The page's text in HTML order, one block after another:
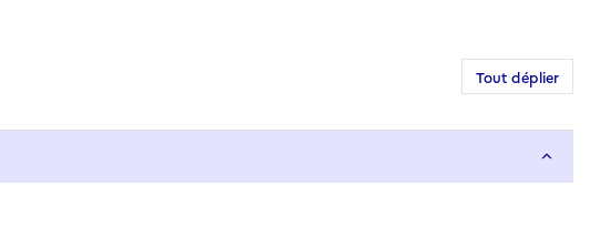
Tout déplier